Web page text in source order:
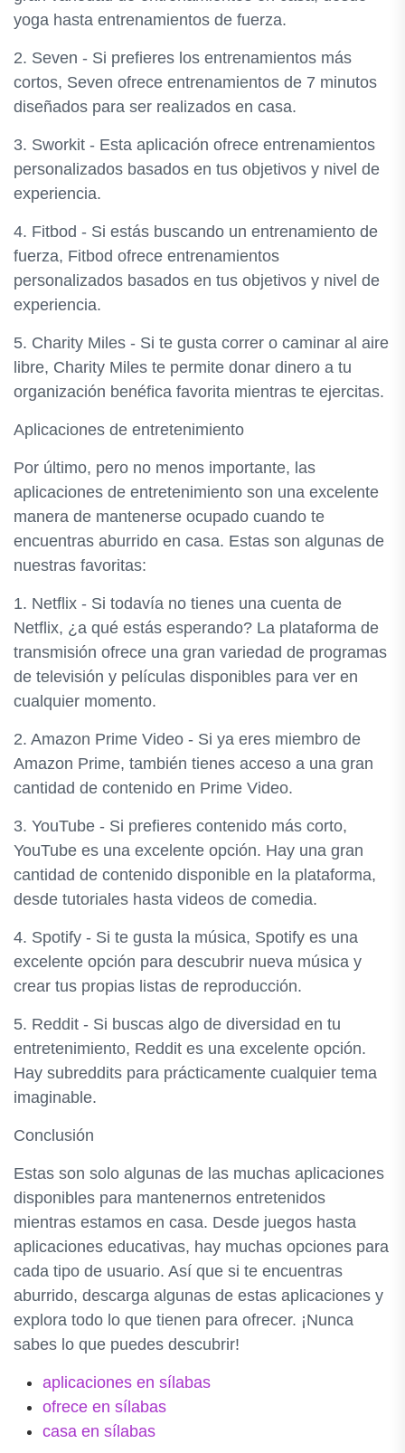
yoga hasta entrenamientos de fuerza.
2. Seven - Si prefieres los entrenamientos más
cortos, Seven ofrece entrenamientos de 7 minutos
diseñados para ser realizados en casa.
3. Sworkit - Esta aplicación ofrece entrenamientos
personalizados basados en tus objetivos y nivel de
experiencia.
4. Fitbod - Si estás buscando un entrenamiento de
fuerza, Fitbod ofrece entrenamientos
personalizados basados en tus objetivos y nivel de
experiencia.
5. Charity Miles - Si te gusta correr o caminar al aire
libre, Charity Miles te permite donar dinero a tu
organización benéfica favorita mientras te ejercitas.
Aplicaciones de entretenimiento
Por último, pero no menos importante, las
aplicaciones de entretenimiento son una excelente
manera de mantenerse ocupado cuando te
encuentras aburrido en casa. Estas son algunas de
nuestras favoritas:
1. Netflix - Si todavía no tienes una cuenta de
Netflix, ¿a qué estás esperando? La plataforma de
transmisión ofrece una gran variedad de programas
de televisión y películas disponibles para ver en
cualquier momento.
2. Amazon Prime Video - Si ya eres miembro de
Amazon Prime, también tienes acceso a una gran
cantidad de contenido en Prime Video.
3. YouTube - Si prefieres contenido más corto,
YouTube es una excelente opción. Hay una gran
cantidad de contenido disponible en la plataforma,
desde tutoriales hasta videos de comedia.
4. Spotify - Si te gusta la música, Spotify es una
excelente opción para descubrir nueva música y
crear tus propias listas de reproducción.
5. Reddit - Si buscas algo de diversidad en tu
entretenimiento, Reddit es una excelente opción.
Hay subreddits para prácticamente cualquier tema
imaginable.
Conclusión
Estas son solo algunas de las muchas aplicaciones
disponibles para mantenernos entretenidos
mientras estamos en casa. Desde juegos hasta
aplicaciones educativas, hay muchas opciones para
cada tipo de usuario. Así que si te encuentras
aburrido, descarga algunas de estas aplicaciones y
explora todo lo que tienen para ofrecer. ¡Nunca
sabes lo que puedes descubrir!
aplicaciones en sílabas
ofrece en sílabas
casa en sílabas